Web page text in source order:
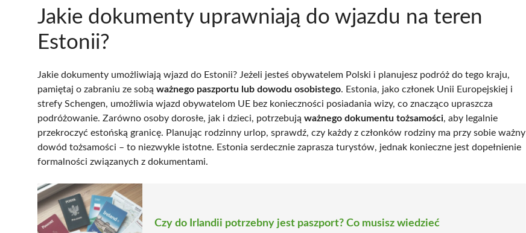
Jakie dokumenty uprawniają do wjazdu na teren
Estonii?
Jakie dokumenty umożliwiają wjazd do Estonii? Jeżeli jesteś obywatelem Polski i planujesz podróż do tego kraju,
pamiętaj o zabraniu ze sobą ważnego paszportu lub dowodu osobistego. Estonia, jako członek Unii Europejskiej i
strefy Schengen, umożliwia wjazd obywatelom UE bez konieczności posiadania wizy, co znacząco upraszcza
podróżowanie. Zarówno osoby dorosłe, jak i dzieci, potrzebują ważnego dokumentu tożsamości, aby legalnie
przekroczyć estońską granicę. Planując rodzinny urlop, sprawdź, czy każdy z członków rodziny ma przy sobie ważny
dowód tożsamości – to niezwykle istotne. Estonia serdecznie zaprasza turystów, jednak konieczne jest dopełnienie
formalności związanych z dokumentami.
Czy do Irlandii potrzebny jest paszport? Co musisz wiedzieć